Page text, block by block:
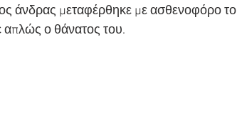
άνδρας μεταφέρθηκε με ασθενοφόρο
απλώς ο θάνατος του.